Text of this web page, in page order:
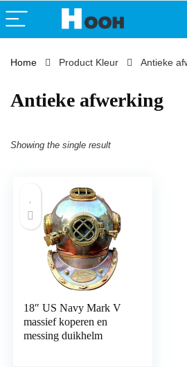
Home Product Kleur ‎Antieke
‎Antieke afwerking
Showing the single result
18″ US Navy Mark V
massief koperen en
messing duikhelm